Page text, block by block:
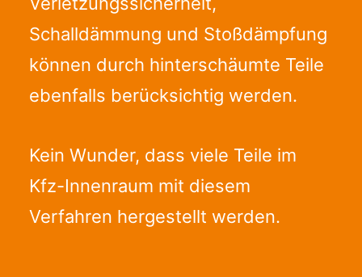
Schalldämmung und Stoßdämpfung
können durch hinterschäumte Teile
ebenfalls berücksichtig werden.
Kein Wunder, dass viele Teile im
Kfz-Innenraum mit diesem
Verfahren hergestellt werden.